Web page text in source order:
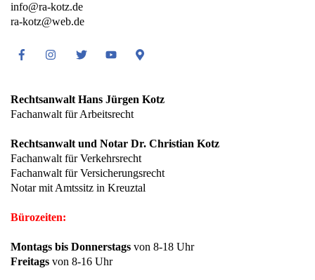
info@ra-kotz.de
ra-kotz@web.de
FacebookInstagramTwitter Youtube Google
Rechtsanwalt Hans Jürgen Kotz
Fachanwalt für Arbeitsrecht
Rechtsanwalt und Notar Dr. Christian Kotz
Fachanwalt für Verkehrsrecht
Fachanwalt für Versicherungsrecht
Notar mit Amtssitz in Kreuztal
Bürozeiten:
Montags bis Donnerstags von 8-18 Uhr
Freitags von 8-16 Uhr